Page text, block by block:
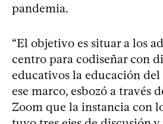
pandemia.
“El objetivo es situar a los
centro para codiseñar con
educativos la educación del
ese marco, esbozó a través
Zoom que la instancia con